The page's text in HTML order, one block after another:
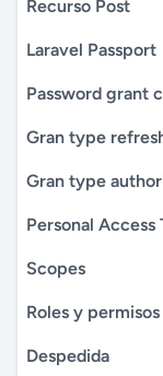
Recurso Post
Laravel Passport
Password grant
Gran type
Gran type
Personal Access
Scopes
Roles y permisos
Despedida